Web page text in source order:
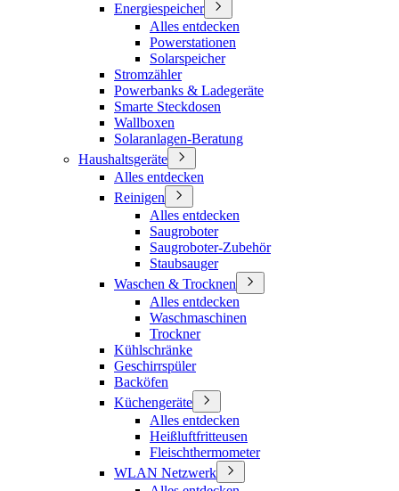
Energiespeicher
Alles entdecken
Powerstationen
Solarspeicher
Stromzähler
Powerbanks & Ladegeräte
Smarte Steckdosen
Wallboxen
Solaranlagen-Beratung
Haushaltsgeräte
Alles entdecken
Reinigen
Alles entdecken
Saugroboter
Saugroboter-Zubehör
Staubsauger
Waschen & Trocknen
Alles entdecken
Waschmaschinen
Trockner
Kühlschränke
Geschirrspüler
Backöfen
Küchengeräte
Alles entdecken
Heißluftfritteusen
Fleischthermometer
WLAN Netzwerk